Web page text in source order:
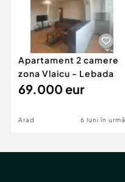
Apartament 2 camere
zona Vlaicu - Lebada
69.000 eur
Arad 6 luni în urmă